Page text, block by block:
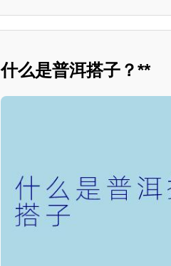
什么是普洱搭子？**